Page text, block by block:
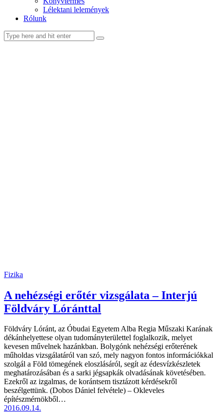
Lélektani lelemények
Rólunk
Fizika
A nehézségi erőtér vizsgálata – Interjú
Földváry Lóránttal
Földváry Lóránt, az Óbudai Egyetem Alba Regia Műszaki Karának
dékánhelyettese olyan tudományterülettel foglalkozik, melyet
kevesen művelnek hazánkban. Bolygónk nehézségi erőterének
műholdas vizsgálatáról van szó, mely nagyon fontos információkkal
szolgál a Föld tömegének eloszlásáról, segít az édesvízkészletek
meghatározásában és a sarki jégsapkák olvadásának követésében.
Ezekről az izgalmas, de korántsem tisztázott kérdésekről
beszélgettünk. (Dobos Dániel felvétele) – Okleveles
építészmérnökből…
2016.09.14.